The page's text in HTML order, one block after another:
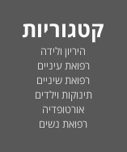
קטגוריות
היריון ולידה
רפואת עיניים
רפואת שיניים
תינוקות וילדים
אורטופדיה
רפואת נשים